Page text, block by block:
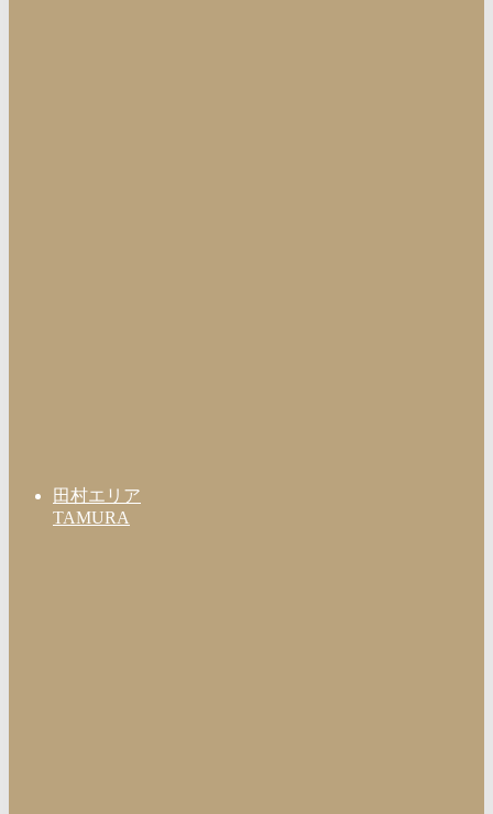
田村エリア
TAMURA